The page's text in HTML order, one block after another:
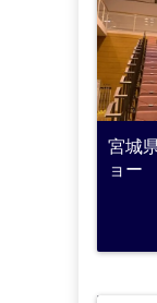
宮城
ョー